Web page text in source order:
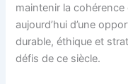
maintenir la
aujourd’hui d’une
durable, éthique et
défis de ce siècle.